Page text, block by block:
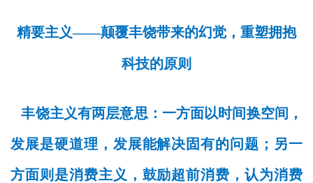
精要主义——颠覆丰饶带来的幻觉，重塑拥抱
科技的原则
丰饶主义有两层意思：一方面以时间换空间，
发展是硬道理，发展能解决固有的问题；另一
方面则是消费主义，鼓励超前消费，认为消费